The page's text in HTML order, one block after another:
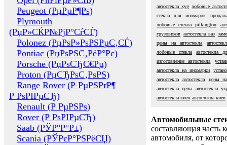
Peugeot (РџРµР¶Рѕ)
Plymouth
(РџР»СЌР№РјР°СѓСЃ)
Polonez (РџРѕР»РѕРЅРµС‚СЃ)
Pontiac (РџРѕРЅС‚РёР°Рє)
Porsche (РџРѕСЂС€Рµ)
Proton (РџСЂРѕС‚РѕРЅ)
Range Rover (Р РµРЅРґР¶
Р РѕРІРµСЂ)
Renault (Р РµРЅРѕ)
Rover (Р РѕРІРµСЂ)
Saab (РЎР°Р°Р±)
Scania (РЎРєР°РЅРёСЏ)
автостекла xyg лобовые
стекла для иномарок
лобовые стекла pilkington
грузовиков автостекла ваз
цены на автостекла
лобовые стекла
автостекла
изготовление автостекла
автостекла на иномарки
автостекла
автостекла
цены
автостекла цены
автостекла
автостекла киев автостекла киев
Автомобильные
составляющая часть
автомобиля, от